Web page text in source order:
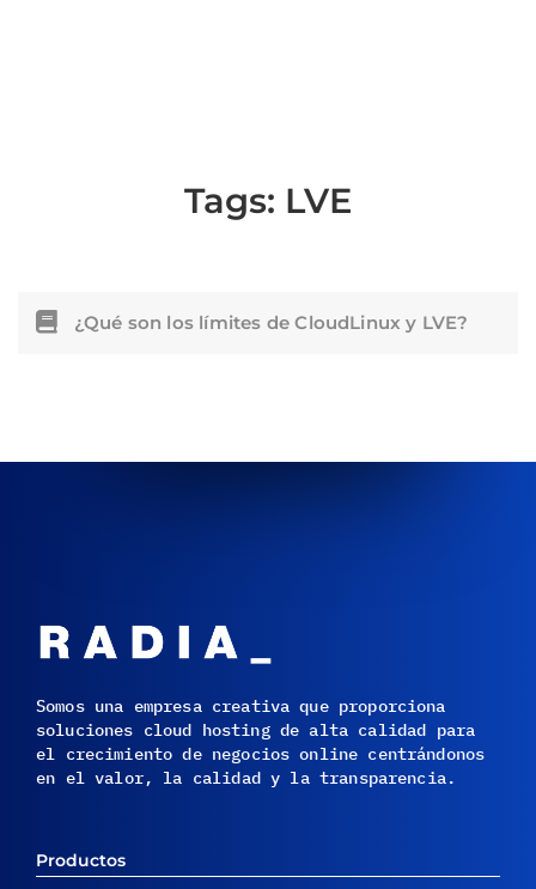
Tags: LVE
¿Qué son los límites de CloudLinux y LVE?
Somos una empresa creativa que proporciona
soluciones cloud hosting de alta calidad para
el crecimiento de negocios online centrándonos
en el valor, la calidad y la transparencia.
Productos